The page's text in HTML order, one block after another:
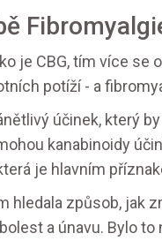
je CBG, tím více se
potíží - a
účinek, který
kanabinoidy
je hlavním
hledala způsob, jak
a únavu. Bylo to